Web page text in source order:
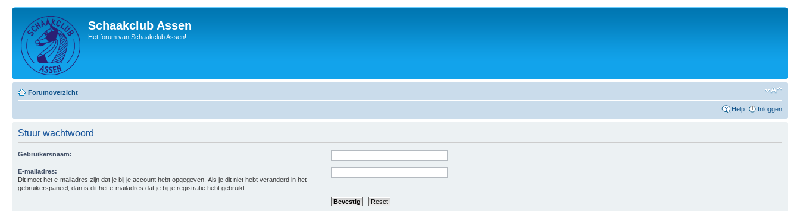
Schaakclub Assen
Het forum van Schaakclub Assen!
Forumoverzicht
Help Inloggen
Stuur wachtwoord
Gebruikersnaam:
E-mailadres:
Dit moet het e-mailadres zijn dat je bij je account hebt opgegeven. Als je dit niet hebt veranderd in het
gebruikerspaneel, dan is dit het e-mailadres dat je bij je registratie hebt gebruikt.